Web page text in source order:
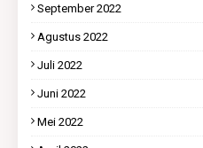
September 2022
Agustus 2022
Juli 2022
Juni 2022
Mei 2022